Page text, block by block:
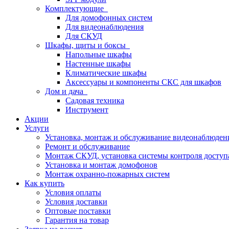
Комплектующие
Для домофонных систем
Для видеонаблюдения
Для СКУД
Шкафы, щиты и боксы
Напольные шкафы
Настенные шкафы
Климатические шкафы
Аксессуары и компоненты СКС для шкафов
Дом и дача
Садовая техника
Инструмент
Акции
Услуги
Установка, монтаж и обслуживание
Ремонт и обслуживание
Монтаж СКУД, установка системы контроля
Установка и монтаж домофонов
Монтаж охранно-пожарных систем
Как купить
Условия оплаты
Условия доставки
Оптовые поставки
Гарантия на товар